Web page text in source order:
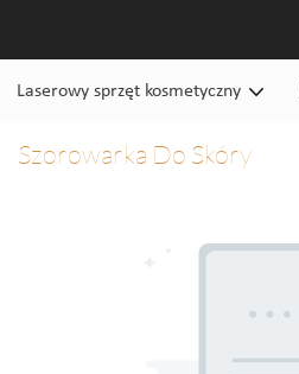
Laserowy sprzęt kosmetyczny
Szorowarka Do Skóry